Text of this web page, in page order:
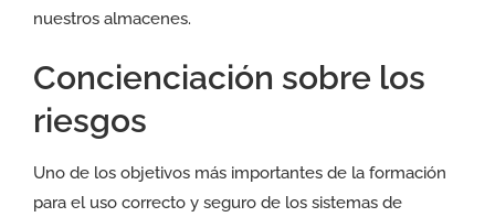
nuestros almacenes.
Concienciación sobre los
riesgos
Uno de los objetivos más importantes de la formación
para el uso correcto y seguro de los sistemas de